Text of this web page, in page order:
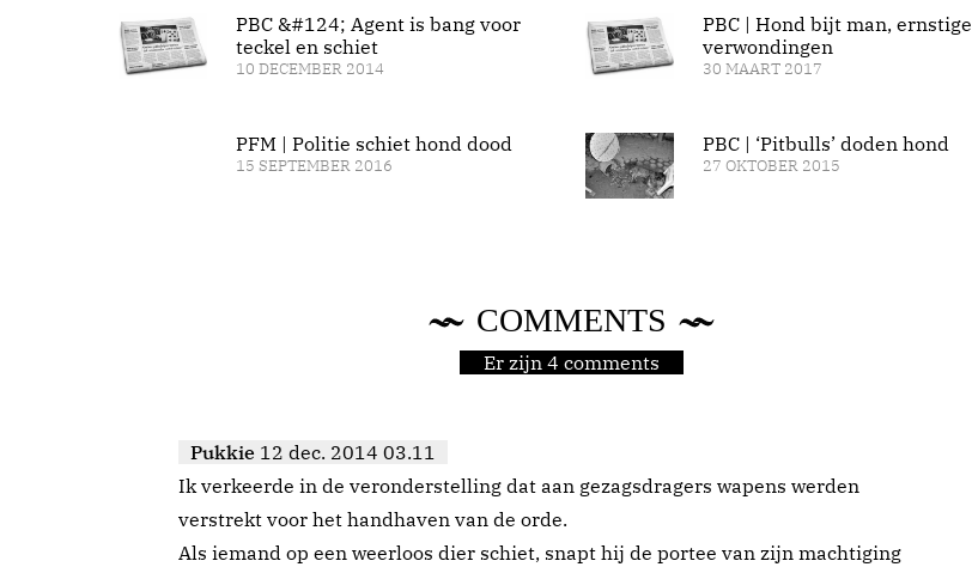
PBC &#124; Agent is bang voor
teckel en schiet
10 DECEMBER 2014
PFM | Politie schiet hond dood
15 SEPTEMBER 2016
PBC | Hond bijt man, ernstige
verwondingen
30 MAART 2017
PBC | ‘Pitbulls’ doden hond
27 OKTOBER 2015
COMMENTS
Er zijn 4 comments
Pukkie 12 dec. 2014 03.11
Ik verkeerde in de veronderstelling dat aan gezagsdragers wapens werden
verstrekt voor het handhaven van de orde.
Als iemand op een weerloos dier schiet, snapt hij de portee van zijn machtiging